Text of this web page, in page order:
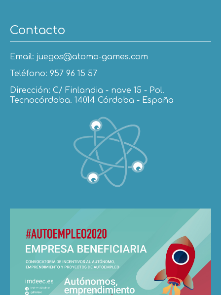
Contacto
Email: juegos@atomo-games.com
Teléfono: 957 96 15 57
Dirección: C/ Finlandia - nave 15 - Pol.
Tecnocórdoba. 14014 Córdoba - España